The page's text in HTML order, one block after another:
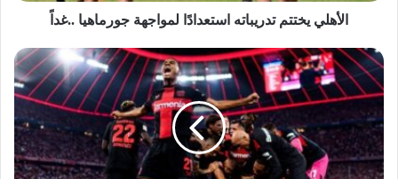
الأهلي يختتم تدريباته استعدادًا لمواجهة جورماهيا ..غداً